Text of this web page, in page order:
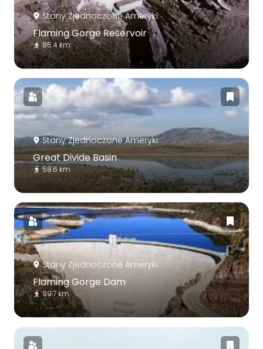
Stany Zjednoczone Ameryki
Flaming Gorge Reservoir
85.4 km
Stany Zjednoczone Ameryki
Great Divide Basin
58.6 km
Stany Zjednoczone Ameryki
Flaming Gorge Dam
99.7 km